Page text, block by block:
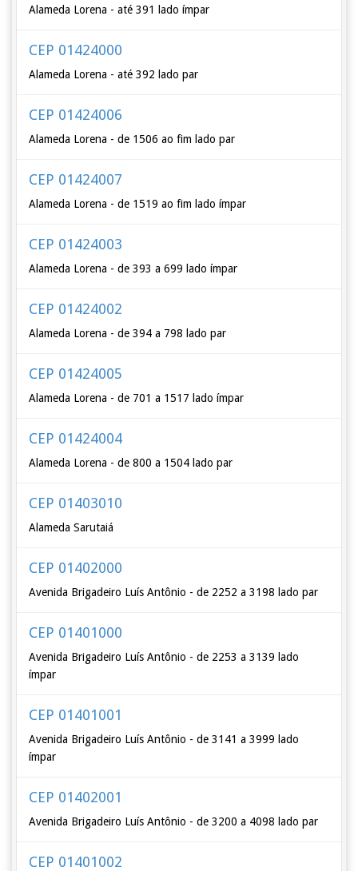
Alameda Lorena - até 391 lado ímpar
CEP 01424000
Alameda Lorena - até 392 lado par
CEP 01424006
Alameda Lorena - de 1506 ao fim lado par
CEP 01424007
Alameda Lorena - de 1519 ao fim lado ímpar
CEP 01424003
Alameda Lorena - de 393 a 699 lado ímpar
CEP 01424002
Alameda Lorena - de 394 a 798 lado par
CEP 01424005
Alameda Lorena - de 701 a 1517 lado ímpar
CEP 01424004
Alameda Lorena - de 800 a 1504 lado par
CEP 01403010
Alameda Sarutaiá
CEP 01402000
Avenida Brigadeiro Luís Antônio - de 2252 a 3198 lado par
CEP 01401000
Avenida Brigadeiro Luís Antônio - de 2253 a 3139 lado
ímpar
CEP 01401001
Avenida Brigadeiro Luís Antônio - de 3141 a 3999 lado
ímpar
CEP 01402001
Avenida Brigadeiro Luís Antônio - de 3200 a 4098 lado par
CEP 01401002